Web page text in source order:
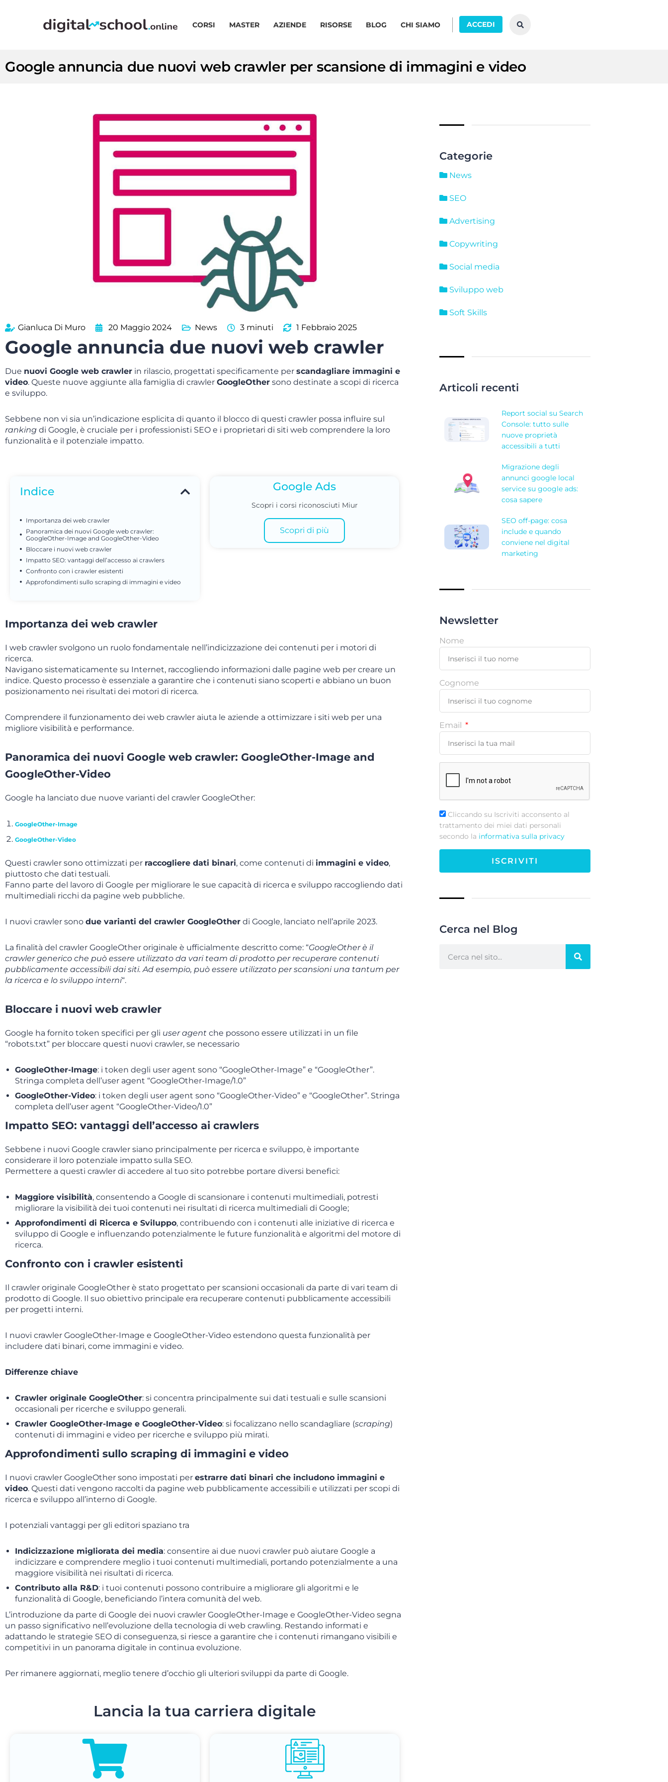
ACCEDI
CORSI MASTER AZIENDE RISORSE BLOG CHI SIAMO
Google annuncia due nuovi web crawler per scansione di immagini e video
Gianluca Di Muro 20 Maggio 2024 News 3 minuti 1 Febbraio 2025
Google annuncia due nuovi web crawler
Due nuovi Google web crawler in rilascio, progettati specificamente per scandagliare immagini e
video. Queste nuove aggiunte alla famiglia di crawler GoogleOther sono destinate a scopi di ricerca
e sviluppo.
Sebbene non vi sia un’indicazione esplicita di quanto il blocco di questi crawler possa influire sul
ranking di Google, è cruciale per i professionisti SEO e i proprietari di siti web comprendere la loro
funzionalità e il potenziale impatto.
Indice
Importanza dei web crawler
Panoramica dei nuovi Google web crawler:
GoogleOther-Image and GoogleOther-Video
Bloccare i nuovi web crawler
Impatto SEO: vantaggi dell’accesso ai crawlers
Confronto con i crawler esistenti
Approfondimenti sullo scraping di immagini e video
Google Ads
Scopri i corsi riconosciuti Miur
Scopri di più
Importanza dei web crawler
I web crawler svolgono un ruolo fondamentale nell’indicizzazione dei contenuti per i motori di
ricerca.
Navigano sistematicamente su Internet, raccogliendo informazioni dalle pagine web per creare un
indice. Questo processo è essenziale a garantire che i contenuti siano scoperti e abbiano un buon
posizionamento nei risultati dei motori di ricerca.
Comprendere il funzionamento dei web crawler aiuta le aziende a ottimizzare i siti web per una
migliore visibilità e performance.
Panoramica dei nuovi Google web crawler: GoogleOther-Image and
GoogleOther-Video
Google ha lanciato due nuove varianti del crawler GoogleOther:
GoogleOther-Image
GoogleOther-Video
Questi crawler sono ottimizzati per raccogliere dati binari, come contenuti di immagini e video,
piuttosto che dati testuali.
Fanno parte del lavoro di Google per migliorare le sue capacità di ricerca e sviluppo raccogliendo dati
multimediali ricchi da pagine web pubbliche.
I nuovi crawler sono due varianti del crawler GoogleOther di Google, lanciato nell’aprile 2023.
La finalità del crawler GoogleOther originale è ufficialmente descritto come: “GoogleOther è il
crawler generico che può essere utilizzato da vari team di prodotto per recuperare contenuti
pubblicamente accessibili dai siti. Ad esempio, può essere utilizzato per scansioni una tantum per
la ricerca e lo sviluppo interni“.
Bloccare i nuovi web crawler
Google ha fornito token specifici per gli user agent che possono essere utilizzati in un file
“robots.txt” per bloccare questi nuovi crawler, se necessario
GoogleOther-Image: i token degli user agent sono “GoogleOther-Image” e “GoogleOther”.
Stringa completa dell’user agent “GoogleOther-Image/1.0”
GoogleOther-Video: i token degli user agent sono “GoogleOther-Video” e “GoogleOther”. Stringa
completa dell’user agent “GoogleOther-Video/1.0”
Impatto SEO: vantaggi dell’accesso ai crawlers
Sebbene i nuovi Google crawler siano principalmente per ricerca e sviluppo, è importante
considerare il loro potenziale impatto sulla SEO.
Permettere a questi crawler di accedere al tuo sito potrebbe portare diversi benefici:
Maggiore visibilità, consentendo a Google di scansionare i contenuti multimediali, potresti
migliorare la visibilità dei tuoi contenuti nei risultati di ricerca multimediali di Google;
Approfondimenti di Ricerca e Sviluppo, contribuendo con i contenuti alle iniziative di ricerca e
sviluppo di Google e influenzando potenzialmente le future funzionalità e algoritmi del motore di
ricerca.
Confronto con i crawler esistenti
Il crawler originale GoogleOther è stato progettato per scansioni occasionali da parte di vari team di
prodotto di Google. Il suo obiettivo principale era recuperare contenuti pubblicamente accessibili
per progetti interni.
I nuovi crawler GoogleOther-Image e GoogleOther-Video estendono questa funzionalità per
includere dati binari, come immagini e video.
Differenze chiave
Crawler originale GoogleOther: si concentra principalmente sui dati testuali e sulle scansioni
occasionali per ricerche e sviluppo generali.
Crawler GoogleOther-Image e GoogleOther-Video: si focalizzano nello scandagliare (scraping)
contenuti di immagini e video per ricerche e sviluppo più mirati.
Approfondimenti sullo scraping di immagini e video
I nuovi crawler GoogleOther sono impostati per estrarre dati binari che includono immagini e
video. Questi dati vengono raccolti da pagine web pubblicamente accessibili e utilizzati per scopi di
ricerca e sviluppo all’interno di Google.
I potenziali vantaggi per gli editori spaziano tra
Indicizzazione migliorata dei media: consentire ai due nuovi crawler può aiutare Google a
indicizzare e comprendere meglio i tuoi contenuti multimediali, portando potenzialmente a una
maggiore visibilità nei risultati di ricerca.
Contributo alla R&D: i tuoi contenuti possono contribuire a migliorare gli algoritmi e le
funzionalità di Google, beneficiando l’intera comunità del web.
L’introduzione da parte di Google dei nuovi crawler GoogleOther-Image e GoogleOther-Video segna
un passo significativo nell’evoluzione della tecnologia di web crawling. Restando informati e
adattando le strategie SEO di conseguenza, si riesce a garantire che i contenuti rimangano visibili e
competitivi in un panorama digitale in continua evoluzione.
Per rimanere aggiornati, meglio tenere d’occhio gli ulteriori sviluppi da parte di Google.
Lancia la tua carriera digitale
Categorie
News
SEO
Advertising
Copywriting
Social media
Sviluppo web
Soft Skills
Articoli recenti
Report social su Search
Console: tutto sulle
nuove proprietà
accessibili a tutti
Migrazione degli
annunci google local
service su google ads:
cosa sapere
SEO off-page: cosa
include e quando
conviene nel digital
marketing
Newsletter
Nome
Cognome
Email
Cliccando su Iscriviti acconsento al
trattamento dei miei dati personali
secondo la informativa sulla privacy
ISCRIVITI
Cerca nel Blog